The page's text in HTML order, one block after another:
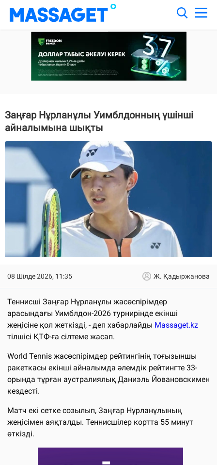
Заңғар Нұрланұлы Уимблдонның үшінші
айналымына шықты
08 Шілде 2026, 11:35 Ж. Қадыржанова
Теннисші Заңғар Нұрланұлы жасөспірімдер
арасындағы Уимблдон-2026 турнирінде екінші
жеңісіне қол жеткізді, - деп хабарлайды Massaget.kz
тілшісі ҚТФ-ға сілтеме жасап.
World Tennis жасөспірімдер рейтингінің тоғызыншы
ракеткасы екінші айналымда әлемдік рейтингте 33-
орында тұрған аустралиялық Даниэль Йовановскимен
кездесті.
Матч екі сетке созылып, Заңғар Нұрланұлының
жеңісімен аяқталды. Теннисшілер кортта 55 минут
өткізді.